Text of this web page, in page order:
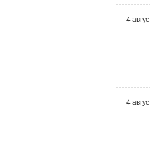
4
4